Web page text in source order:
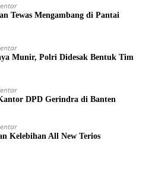
Tewas Mengambang di Pantai
Munir, Polri Didesak Bentuk Tim
DPD Gerindra di Banten
Kelebihan All New Terios